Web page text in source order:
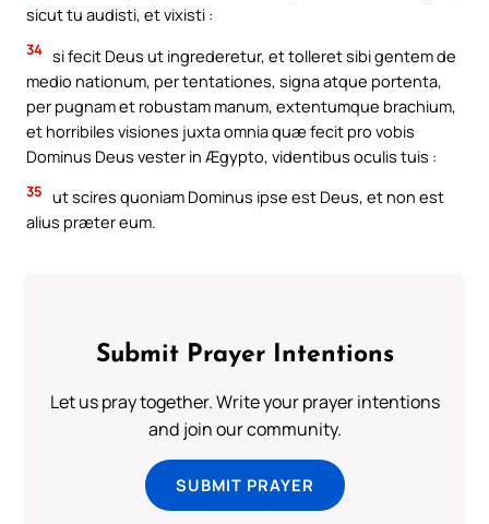
sicut tu audisti, et vixisti :
34 si fecit Deus ut ingrederetur, et tolleret sibi gentem de
medio nationum, per tentationes, signa atque portenta,
per pugnam et robustam manum, extentumque brachium,
et horribiles visiones juxta omnia quæ fecit pro vobis
Dominus Deus vester in Ægypto, videntibus oculis tuis :
35 ut scires quoniam Dominus ipse est Deus, et non est
alius præter eum.
Submit Prayer Intentions
Let us pray together. Write your prayer intentions
and join our community.
SUBMIT PRAYER